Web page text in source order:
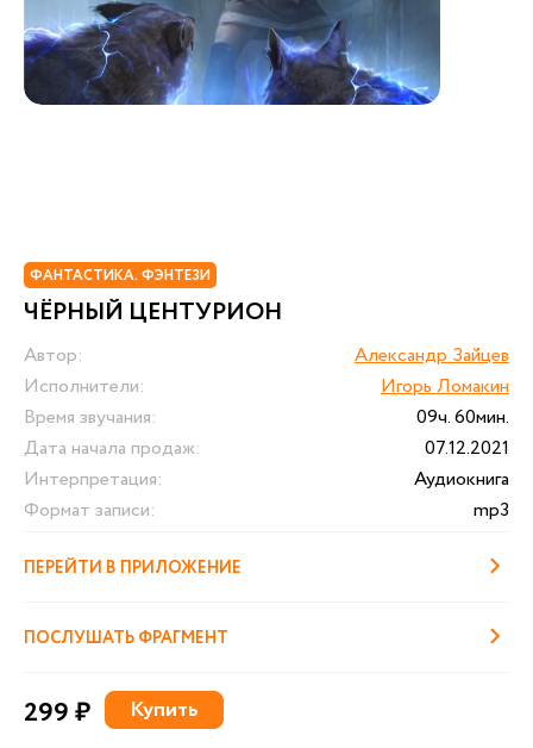
ФАНТАСТИКА. ФЭНТЕЗИ
ЧЁРНЫЙ ЦЕНТУРИОН
Автор:
Александр Зайцев
Исполнители:
Игорь Ломакин
Время звучания:
09ч. 60мин.
Дата начала продаж:
07.12.2021
Интерпретация:
Аудиокнига
Формат записи:
mp3
ПЕРЕЙТИ В ПРИЛОЖЕНИЕ
ПОСЛУШАТЬ ФРАГМЕНТ
299 ₽ Купить